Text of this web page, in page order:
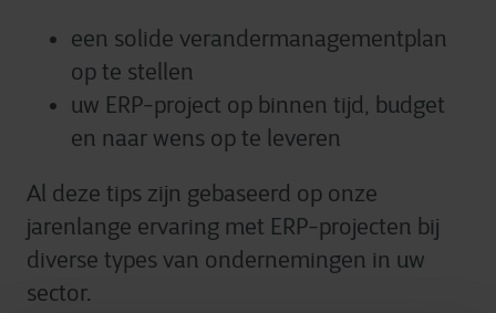
een solide verandermanagementplan
op te stellen
uw ERP-project op binnen tijd, budget
en naar wens op te leveren
Al deze tips zijn gebaseerd op onze
jarenlange ervaring met ERP-projecten bij
diverse types van ondernemingen in uw
sector.